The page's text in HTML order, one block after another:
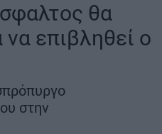
θα
να επιβληθεί ο
στην